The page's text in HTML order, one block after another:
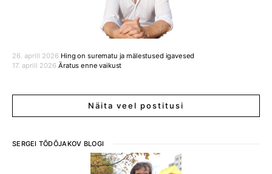
Hing on surematu ja mälestused igavesed
26. aprill 2026
Äratus enne vaikust
17. aprill 2026
Näita veel postitusi
SERGEI TÕDÕJAKOV BLOGI